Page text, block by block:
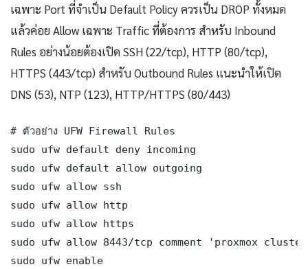
เฉพาะ Port ที่จำเป็น Default Policy ควรเป็น DROP ทั้งหมด
แล้วค่อย Allow เฉพาะ Traffic ที่ต้องการ สำหรับ Inbound
Rules อย่างน้อยต้องเปิด SSH (22/tcp), HTTP (80/tcp),
HTTPS (443/tcp) สำหรับ Outbound Rules แนะนำให้เปิด
DNS (53), NTP (123), HTTP/HTTPS (80/443)
# ตัวอย่าง UFW Firewall Rules
sudo ufw default deny incoming
sudo ufw default allow outgoing
sudo ufw allow ssh
sudo ufw allow http
sudo ufw allow https
sudo ufw allow 8443/tcp comment 'proxmox
sudo ufw enable